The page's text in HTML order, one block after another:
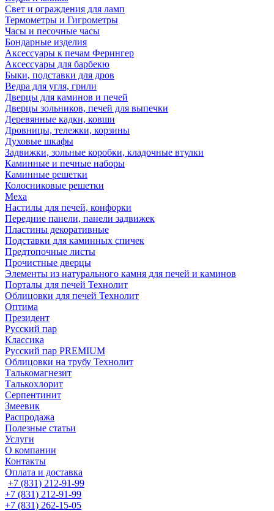
Свет и ограждения для ламп
Термометры и Гигрометры
Часы и песочные часы
Бондарные изделия
Аксессуары к печам Ферингер
Аксессуары для барбекю
Быки, подставки для дров
Ведра для угля, грили
Дверцы для каминов и печей
Дверцы зольников, печей для выпечки
Деревянные кадки, ковши
Дровницы, тележки, корзины
Духовые шкафы
Задвижки, зольные коробки, кладочные втулки
Каминные и печные наборы
Каминные решетки
Колосниковые решетки
Меха
Настилы для печей, конфорки
Передние панели, панели задвижек
Пластины декоративные
Подставки для каминных спичек
Предтопочные листы
Прочистные дверцы
Элементы из натурального камня для печей и каминов
Порталы для печей Технолит
Облицовки для печей Технолит
Оптима
Президент
Русский пар
Классика
Русский пар PREMIUM
Облицовки на трубу Технолит
Талькомагнезит
Талькохлорит
Серпентинит
Змеевик
Распродажа
Полезные статьи
Услуги
О компании
Контакты
Оплата и доставка
+7 (831) 212-91-99
+7 (831) 212-91-99
+7 (831) 262-15-05